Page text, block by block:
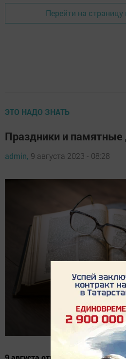
Перейти на страницу
ЭТО НАДО ЗНАТЬ
Праздники и
admin, 9 августа 2023 - 08:28